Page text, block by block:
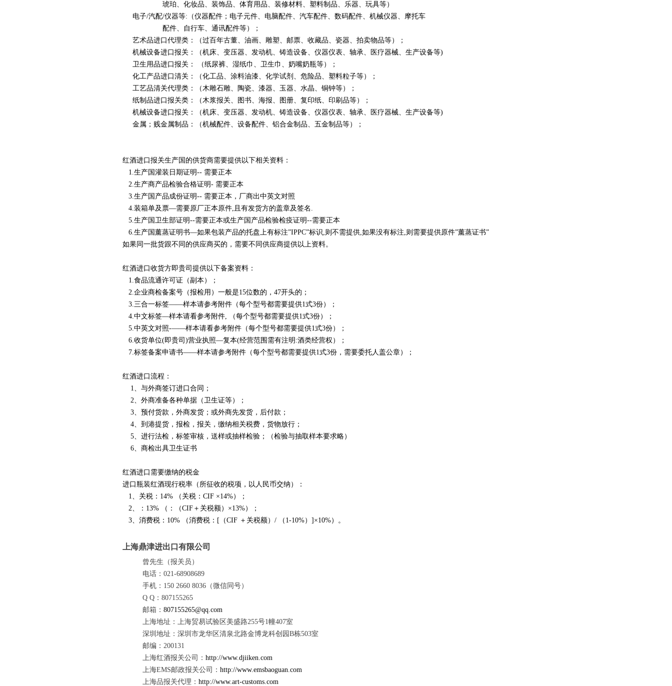
琥珀、化妆品、装饰品、体育用品、装修材料、塑料制品、乐器、玩具等）
电子/汽配/仪器等:（仪器配件；电子元件、电脑配件、汽车配件、数码配件、机械仪器、摩托车
配件、自行车、通讯配件等）；
艺术品进口代理类：（过百年古董、油画、雕塑、邮票、收藏品、瓷器、拍卖物品等）；
机械设备进口报关：（机床、变压器、发动机、铸造设备、仪器仪表、轴承、医疗器械、生产设备等)
卫生用品进口报关： （纸尿裤、湿纸巾、卫生巾、奶嘴奶瓶等）；
化工产品进口清关：（化工品、涂料油漆、化学试剂、危险品、塑料粒子等）；
工艺品清关代理类：（木雕石雕、陶瓷、漆器、玉器、水晶、铜钟等）；
纸制品进口报关类：（木浆报关、图书、海报、图册、复印纸、印刷品等）；
机械设备进口报关：（机床、变压器、发动机、铸造设备、仪器仪表、轴承、医疗器械、生产设备等)
金属；贱金属制品：（机械配件、设备配件、铝合金制品、五金制品等）；
红酒进口报关生产国的供货商需要提供以下相关资料：
1.生产国灌装日期证明-- 需要正本
2.生产商产品检验合格证明- 需要正本
3.生产国产品成份证明-- 需要正本，厂商出中英文对照
4.装箱单及票—需要原厂正本原件,且有发货方的盖章及签名.
5.生产国卫生部证明--需要正本或生产国产品检验检疫证明--需要正本
6.生产国薰蒸证明书—如果包装产品的托盘上有标注”IPPC”标识,则不需提供,如果没有标注,则需要提供原件”薰蒸证书”
如果同一批货跟不同的供应商买的，需要不同供应商提供以上资料。
红酒进口收货方即贵司提供以下备案资料：
1.食品流通许可证（副本）；
2.企业商检备案号（报检用）一般是15位数的，47开头的；
3.三合一标签——样本请参考附件（每个型号都需要提供1式3份）；
4.中文标签—样本请看参考附件, （每个型号都需要提供1式3份）；
5.中英文对照-——样本请看参考附件（每个型号都需要提供1式3份）；
6.收货单位(即贵司)营业执照—复本(经营范围需有注明:酒类经营权）；
7.标签备案申请书——样本请参考附件（每个型号都需要提供1式3份，需要委托人盖公章）；
红酒进口流程：
1、与外商签订进口合同；
2、外商准备各种单据（卫生证等）；
3、预付货款，外商发货；或外商先发货，后付款；
4、到港提货，报检，报关，缴纳相关税费，货物放行；
5、进行法检，标签审核，送样或抽样检验；（检验与抽取样本要求略）
6、商检出具卫生证书
红酒进口需要缴纳的税金
进口瓶装红酒现行税率（所征收的税项，以人民币交纳）：
1、关税：14% （关税：CIF ×14%）；
2、：13% （：（CIF＋关税额）×13%）；
3、消费税：10% （消费税：[（CIF ＋关税额）/ （1-10%）]×10%）。
上海鼎津进出口有限公司
曾先生（报关员）
电话：021-68908689
手机：150 2660 8036（微信同号）
Q Q ：807155265
邮箱： 807155265@qq.com
上海地址：上海贸易试验区美盛路255号1幢407室
深圳地址：深圳市龙华区清泉北路金博龙科创园B栋503室
邮编：200131
上海红酒报关公司： http://www.djiiken.com
上海EMS邮政报关公司： http://www.emsbaoguan.com
上海品报关代理： http://www.art-customs.com